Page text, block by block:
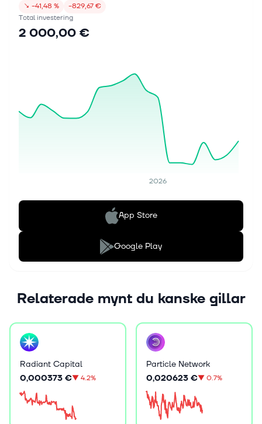
↘ −41,48 %
−829,67 €
Total investering
2 000,00 €
2026
App Store
Google Play
Relaterade mynt du kanske gillar
Radiant Capital
0,000373 €▼4.2%
Particle Network
0,020623 €▼0.7%